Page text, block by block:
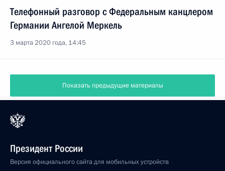
Телефонный разговор с Федеральным канцлером
Германии Ангелой Меркель
3 марта 2020 года, 14:45
Показать предыдущие материалы
Президент России
Версия официального сайта для мобильных устройств